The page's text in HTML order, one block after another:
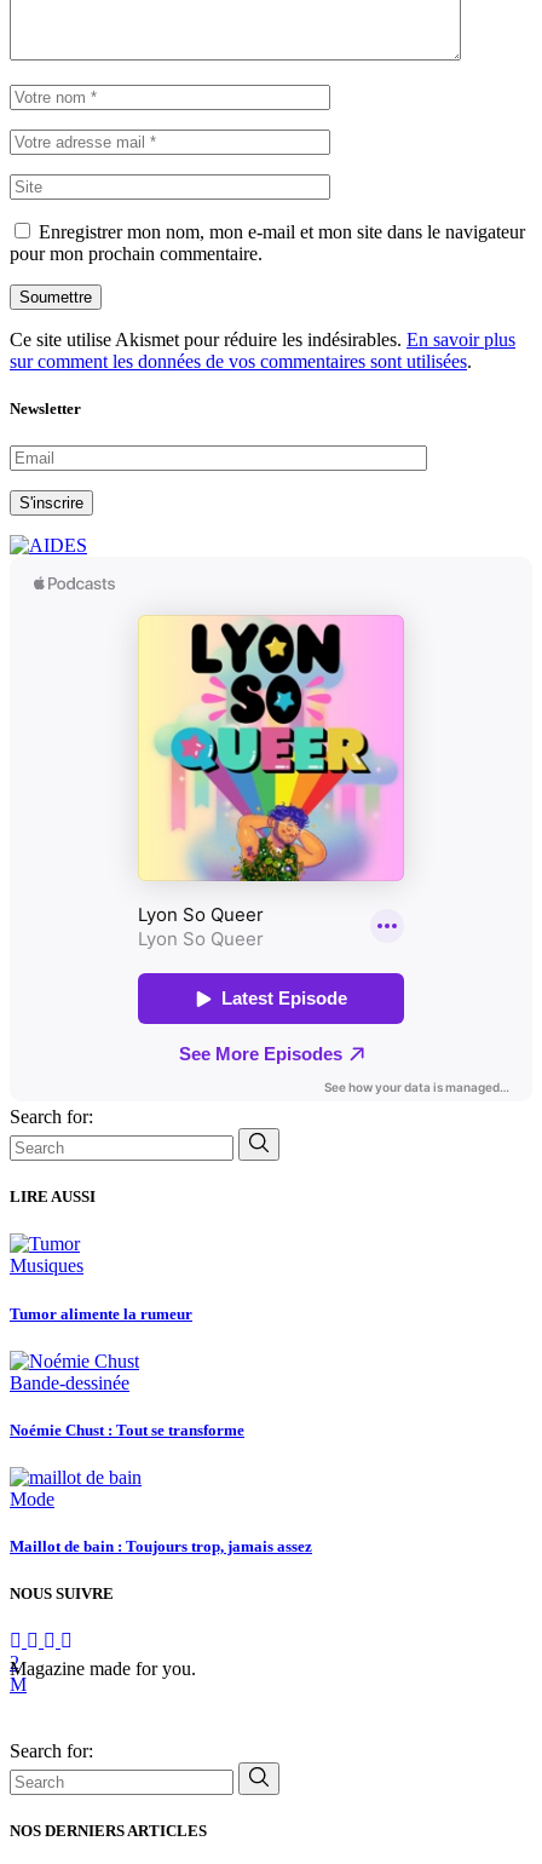
Enregistrer mon nom, mon e-mail et mon site dans le navigateur
pour mon prochain commentaire.
Soumettre
Ce site utilise Akismet pour réduire les indésirables. En savoir plus
sur comment les données de vos commentaires sont utilisées.
Newsletter
S'inscrire
Search for:
LIRE AUSSI
Musiques
Tumor alimente la rumeur
Bande-dessinée
Noémie Chust : Tout se transforme
Mode
Maillot de bain : Toujours trop, jamais assez
NOUS SUIVRE
Magazine made for you.
Search for:
NOS DERNIERS ARTICLES